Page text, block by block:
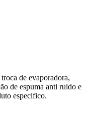
de evaporadora,
de espuma anti ruido e
especifico.